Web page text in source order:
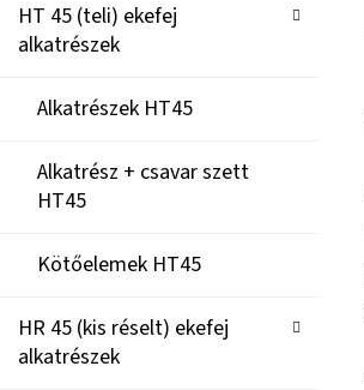
HT 45 (teli) ekefej
alkatrészek
Alkatrészek HT45
Alkatrész + csavar szett
HT45
Kötőelemek HT45
HR 45 (kis réselt) ekefej
alkatrészek